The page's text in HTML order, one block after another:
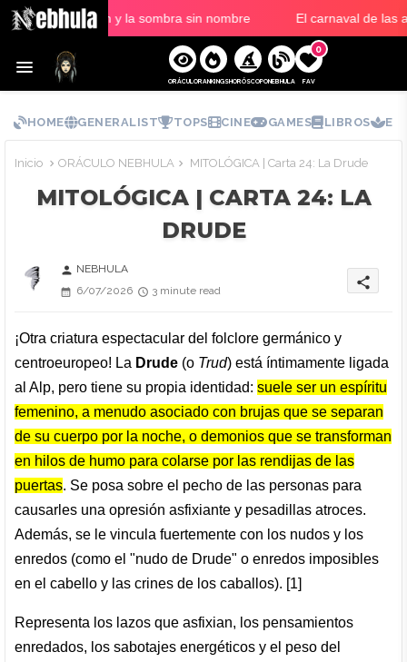
ORÁCULORANKINGSHORÓSCOPONEBHULA
0
FAV
HOME GENERALIST TOPS CINE GAMES LIBROS
Inicio ORÁCULO NEBHULA MITOLÓGICA | Carta 24: La Drude
MITOLÓGICA | CARTA 24: LA
DRUDE
person NEBHULA
6/07/2026
3 minute read
share
¡Otra criatura espectacular del folclore germánico y
centroeuropeo! La Drude (o Trud) está íntimamente ligada
al Alp, pero tiene su propia identidad: suele ser un espíritu
femenino, a menudo asociado con brujas que se separan
de su cuerpo por la noche, o demonios que se transforman
en hilos de humo para colarse por las rendijas de las
puertas. Se posa sobre el pecho de las personas para
causarles una opresión asfixiante y pesadillas atroces.
Además, se le vincula fuertemente con los nudos y los
enredos (como el "nudo de Drude" o enredos imposibles
en el cabello y las crines de los caballos). [1]
Representa los lazos que asfixian, los pensamientos
enredados, los sabotajes energéticos y el peso del
El balcón y la sombra sin nombre El carnaval de las